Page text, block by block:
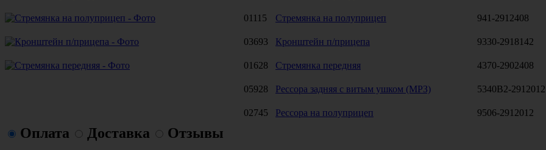
01115
Стремянка на полуприцеп 941-2912408
03693
Кронштейн п/прицепа 9330-2918142
01628
Стремянка передняя 4370-2902408
05928
Рессора задняя с витым ушком (МРЗ) 5340В2-2912012
02745
Рессора на полуприцеп 9506-2912012
Оплата Доставка Отзывы